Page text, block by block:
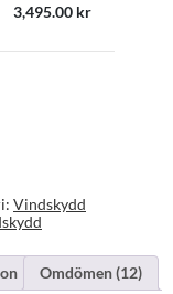
3,495.00 kr
Vindskydd
Omdömen (12)